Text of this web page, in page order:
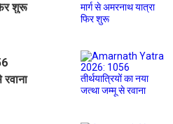
शुरू